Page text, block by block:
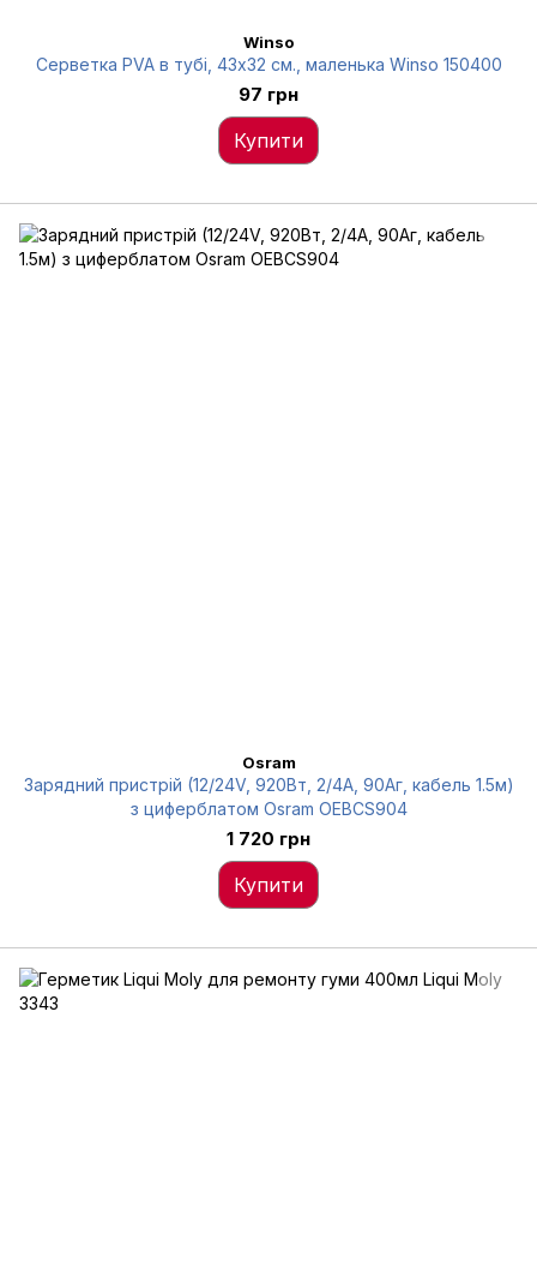
Winso
Серветка PVA в тубі, 43x32 см., маленька Winso 150400
97 грн
Купити
Osram
Зарядний пристрій (12/24V, 920Вт, 2/4А, 90Аг, кабель 1.5м)
з циферблатом Osram OEBCS904
1 720 грн
Купити